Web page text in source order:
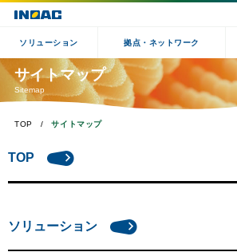
ソリューション 拠点・ネットワーク
サイトマップ
Sitemap
TOP サイトマップ
TOP
ソリューション